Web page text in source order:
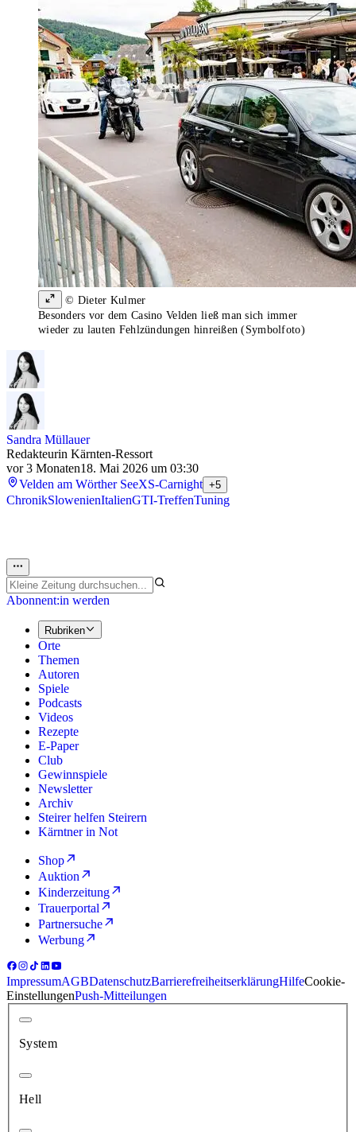
© Dieter Kulmer
Besonders vor dem Casino Velden ließ man sich immer
wieder zu lauten Fehlzündungen hinreißen (Symbolfoto)
Sandra Müllauer
Redakteurin Kärnten-Ressort
vor 3 Monaten18. Mai 2026 um 03:30
Velden am Wörther SeeXS-Carnight +5
ChronikSlowenienItalienGTI-TreffenTuning
Abonnent:in werden
Rubriken
Orte
Themen
Autoren
Spiele
Podcasts
Videos
Rezepte
E-Paper
Club
Gewinnspiele
Newsletter
Archiv
Steirer helfen Steirern
Kärntner in Not
Shop
Auktion
Kinderzeitung
Trauerportal
Partnersuche
Werbung
ImpressumAGBDatenschutzBarrierefreiheitserklärungHilfeCookie-
EinstellungenPush-Mitteilungen
System
Hell